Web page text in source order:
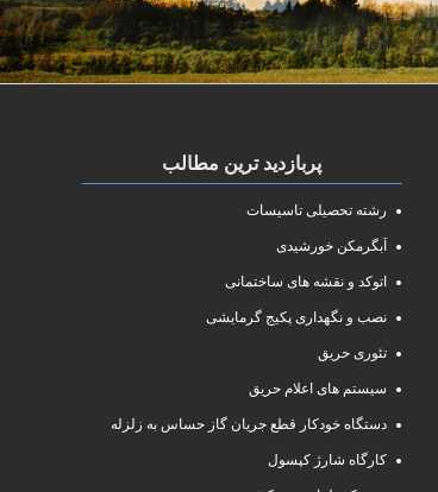
پربازدید ترین مطالب
رشته تحصیلی تاسیسات
آبگرمکن خورشیدی
اتوکد و نقشه های ساختمانی
نصب و نگهداری پکیج گرمایشی
تئوری حریق
سیستم های اعلام حریق
دستگاه خودکار قطع جریان گاز حساس به زلزله
کارگاه شارژ کپسول